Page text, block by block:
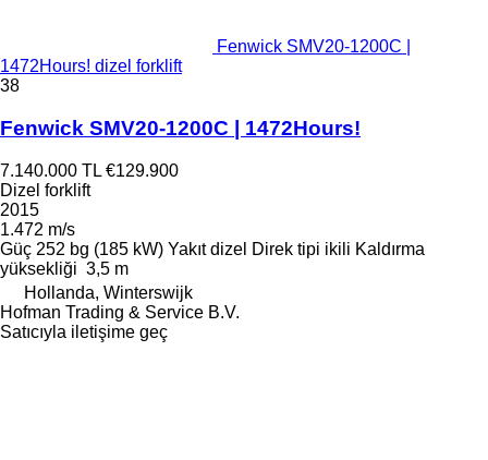
Fenwick SMV20-1200C |
1472Hours! dizel forklift
38
Fenwick SMV20-1200C | 1472Hours!
7.140.000 TL €129.900
Dizel forklift
2015
1.472 m/s
Güç 252 bg (185 kW) Yakıt dizel Direk tipi ikili Kaldırma
yüksekliği 3,5 m
Hollanda, Winterswijk
Hofman Trading & Service B.V.
Satıcıyla iletişime geç